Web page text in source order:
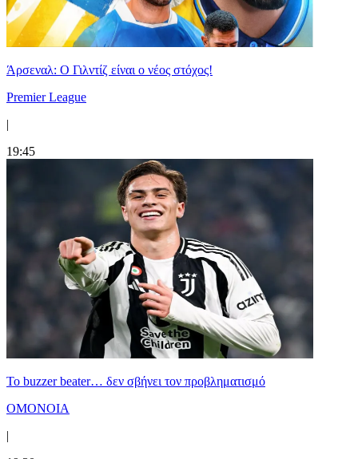
Άρσεναλ: Ο Γιλντίζ είναι ο νέος στόχος!
Premier League
|
19:45
Το buzzer beater… δεν σβήνει τoν προβληματισμό
ΟΜΟΝΟΙΑ
|